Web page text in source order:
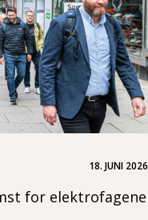
18. JUNI 2026
for elektrofagene